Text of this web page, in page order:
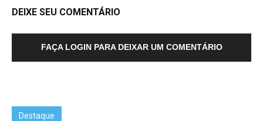
DEIXE SEU COMENTÁRIO
FAÇA LOGIN PARA DEIXAR UM COMENTÁRIO
Destaque